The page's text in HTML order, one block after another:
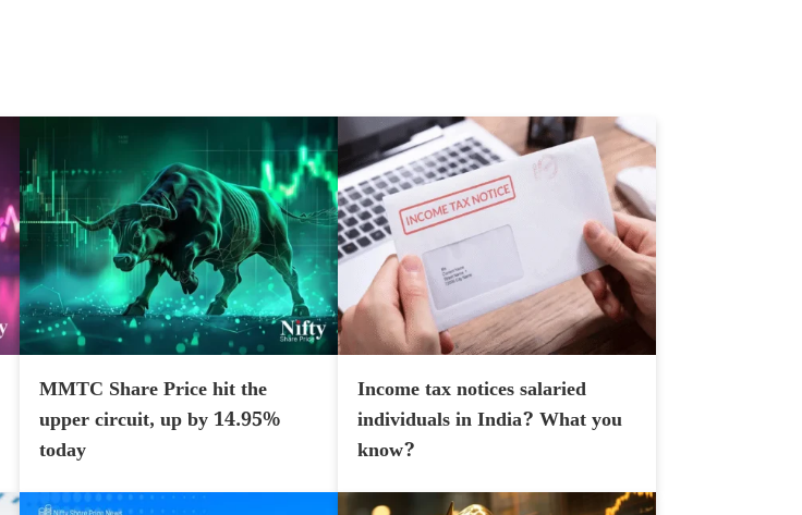
MMTC Share Price hit the
upper circuit, up by 14.95%
today
Income tax notices salaried
individuals in India? What you
know?